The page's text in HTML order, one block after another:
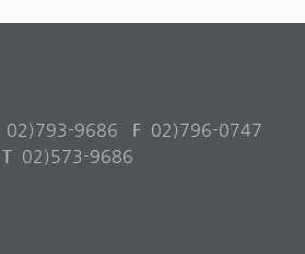
02)793-9686 F 02)796-0747
T 02)573-9686